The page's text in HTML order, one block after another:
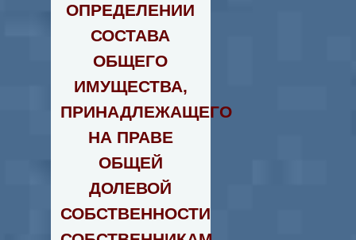
ОПРЕДЕЛЕНИИ
СОСТАВА
ОБЩЕГО
ИМУЩЕСТВА,
ПРИНАДЛЕЖАЩЕГО
НА ПРАВЕ
ОБЩЕЙ
ДОЛЕВОЙ
СОБСТВЕННОСТИ